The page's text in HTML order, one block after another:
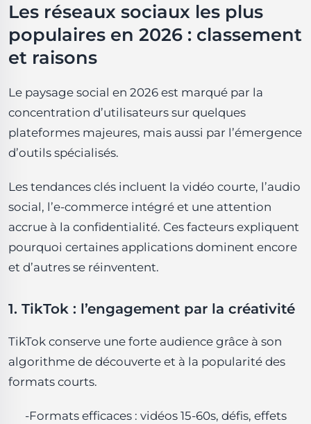
Mesures et outils recommandés
Bonnes pratiques pour le contenu
FAQ
Quels sont les réseaux à privilégier pour une petite
Comment mesurer le retour sur investissement des
réseaux sociaux ?
Faut-il investir dans la publicité payante en 2026 ?
Conclusion
Les réseaux sociaux les plus
populaires en 2026 : classement
et raisons
Le paysage social en 2026 est marqué par la
concentration d’utilisateurs sur quelques
plateformes majeures, mais aussi par l’émergence
d’outils spécialisés.
Les tendances clés incluent la vidéo courte, l’audio
social, l’e-commerce intégré et une attention
accrue à la confidentialité. Ces facteurs expliquent
pourquoi certaines applications dominent encore
et d’autres se réinventent.
1. TikTok : l’engagement par la créativité
TikTok conserve une forte audience grâce à son
algorithme de découverte et à la popularité des
formats courts.
-Formats efficaces : vidéos 15-60s, défis, effets